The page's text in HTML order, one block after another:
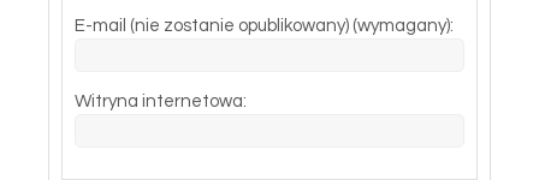
E-mail (nie zostanie opublikowany) (wymagany):
Witryna internetowa: